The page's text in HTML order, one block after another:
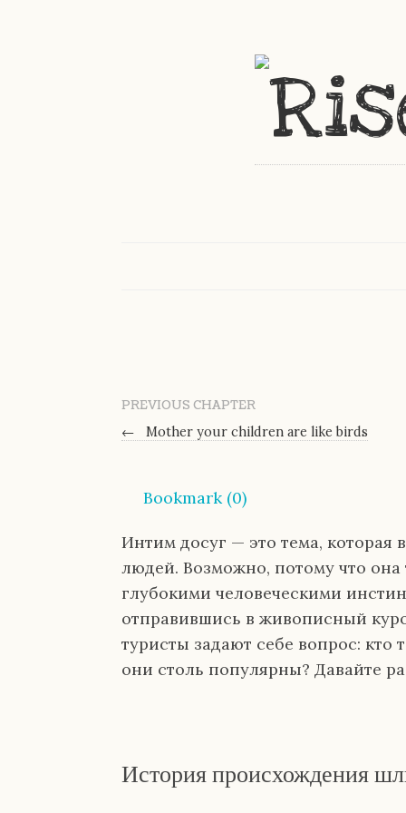
PREVIOUS CHAPTER
←
Mother your children are like birds
Bookmark (0)
Интим досуг — это тема, которая
людей. Возможно, потому что она
глубокими человеческими
отправившись в живописный
туристы задают себе вопрос:
они столь популярны? Давайте
История происхождения